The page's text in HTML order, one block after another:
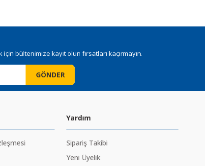
bültenimize kayıt olun fırsatları kaçırmayın.
GÖNDER
Yardım
Sipariş Takibi
Yeni Üyelik